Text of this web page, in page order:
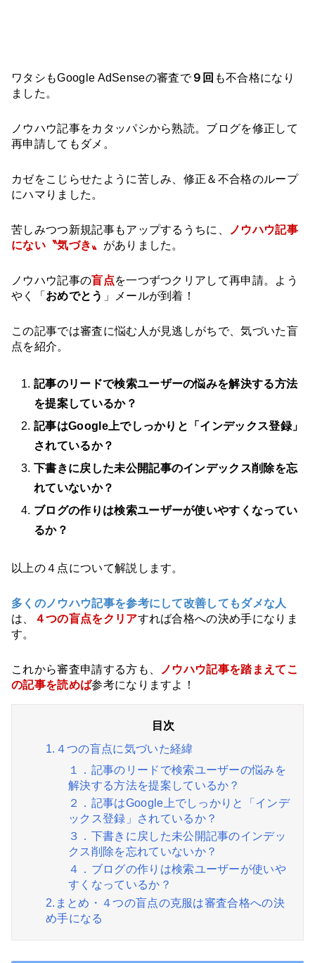
ワタシもGoogle AdSenseの審査で９回 も不合格になり
ました。
ノウハウ記事をカタッパシから熟読。ブログを修正して
再申請してもダメ。
カゼをこじらせたように苦しみ、修正＆不合格のループ
にハマりました。
苦しみつつ新規記事もアップするうちに、
ノウハウ記事
にない〝気づき〟 がありました。
ノウハウ記事の盲点を一つずつクリアして再申請。よう
やく「 おめでとう 」メールが到着！
この記事では審査に悩む人が見逃しがちで、気づいた盲
点を紹介。
記事のリードで検索ユーザーの悩みを解決する方法
を提案しているか？
記事はGoogle上でしっかりと「インデックス登録」
されているか？
下書きに戻した未公開記事のインデックス削除を忘
れていないか？
ブログの作りは検索ユーザーが使いやすくなってい
るか？
以上の４点について解説します。
多くのノウハウ記事を参考にして改善してもダメな人
は、
４つの盲点をクリアすれば合格への決め手になりま
す。
これから審査申請する方も、
ノウハウ記事を踏まえてこ
の記事を読めば参考になりますよ！
1.４つの盲点に気づいた経緯
１．記事のリードで検索ユーザーの悩みを
解決する方法を提案しているか？
２．記事はGoogle上でしっかりと「インデ
ックス登録」されているか？
３．下書きに戻した未公開記事のインデッ
クス削除を忘れていないか？
４．ブログの作りは検索ユーザーが使いや
すくなっているか？
2.まとめ・４つの盲点の克服は審査合格への決
め手になる